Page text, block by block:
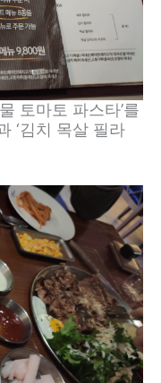
토마토 파스타’를
‘김치 목살 필라